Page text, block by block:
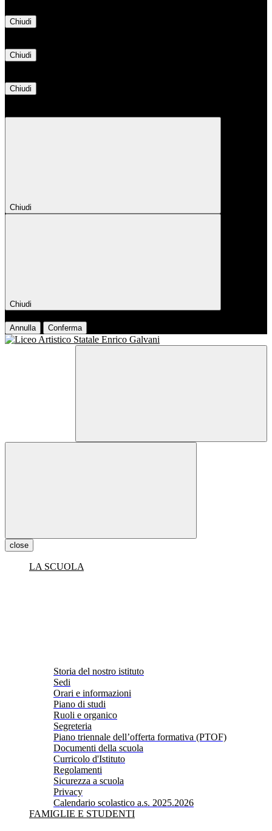
Chiudi
Chiudi
Chiudi
Chiudi
Chiudi
Annulla Conferma
close
LA SCUOLA
Storia del nostro istituto
Sedi
Orari e informazioni
Piano di studi
Ruoli e organico
Segreteria
Piano triennale dell’offerta formativa (PTOF)
Documenti della scuola
Curricolo d'Istituto
Regolamenti
Sicurezza a scuola
Privacy
Calendario scolastico a.s. 2025.2026
FAMIGLIE E STUDENTI